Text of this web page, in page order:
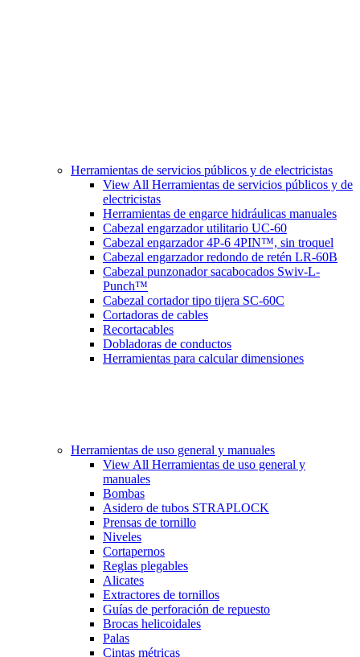
Herramientas de servicios públicos y de electricistas
View All Herramientas de servicios públicos y de
electricistas
Herramientas de engarce hidráulicas manuales
Cabezal engarzador utilitario UC-60
Cabezal engarzador 4P-6 4PIN™, sin troquel
Cabezal engarzador redondo de retén LR-60B
Cabezal punzonador sacabocados Swiv-L-
Punch™
Cabezal cortador tipo tijera SC-60C
Cortadoras de cables
Recortacables
Dobladoras de conductos
Herramientas para calcular dimensiones
Herramientas de uso general y manuales
View All Herramientas de uso general y
manuales
Bombas
Asidero de tubos STRAPLOCK
Prensas de tornillo
Niveles
Cortapernos
Reglas plegables
Alicates
Extractores de tornillos
Guías de perforación de repuesto
Brocas helicoidales
Palas
Cintas métricas